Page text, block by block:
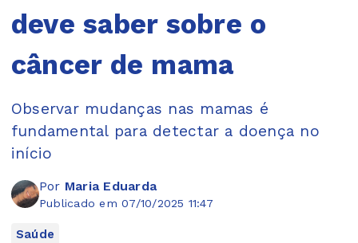
deve saber sobre o
câncer de mama
Observar mudanças nas mamas é
fundamental para detectar a doença no
início
Por Maria Eduarda
Publicado em 07/10/2025 11:47
Saúde